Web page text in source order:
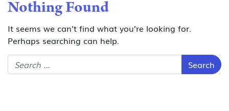
Nothing Found
It seems we can’t find what you’re looking for.
Perhaps searching can help.
Search for: